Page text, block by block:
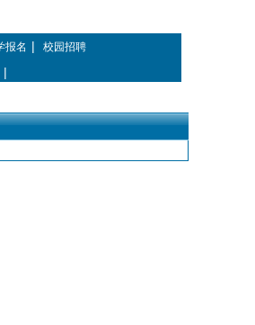
报名 | 校园招聘
|